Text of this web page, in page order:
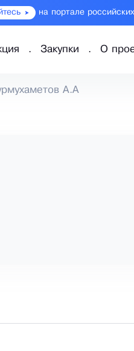
на портале
Закупки О
А.А